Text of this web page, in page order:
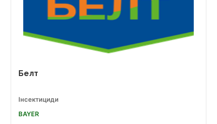
Белт
Інсектициди
BAYER